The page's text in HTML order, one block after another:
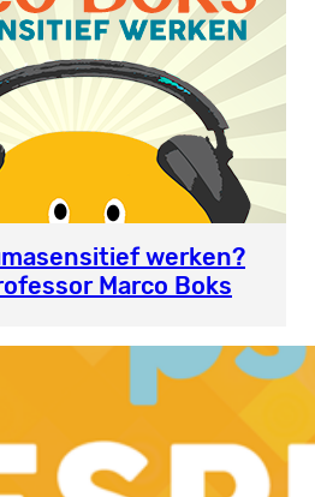
werken?
Marco Boks